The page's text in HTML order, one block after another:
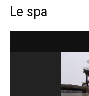
Le spa